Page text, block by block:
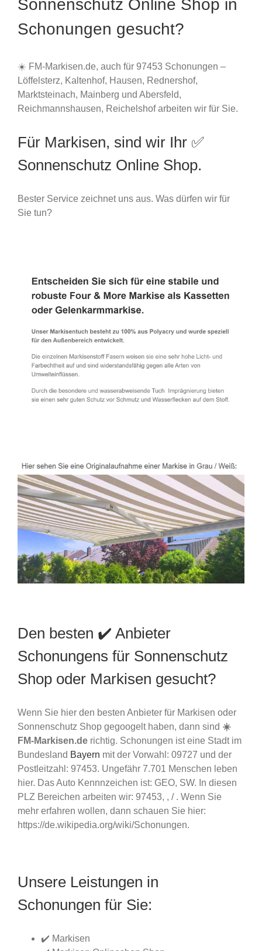
Sonnenschutz Online Shop in
Schonungen gesucht?
☀️ FM-Markisen.de, auch für 97453 Schonungen –
Löffelsterz, Kaltenhof, Hausen, Rednershof,
Marktsteinach, Mainberg und Abersfeld,
Reichmannshausen, Reichelshof arbeiten wir für Sie.
Für Markisen, sind wir Ihr ✅
Sonnenschutz Online Shop.
Bester Service zeichnet uns aus. Was dürfen wir für
Sie tun?
Den besten ✔️ Anbieter
Schonungens für Sonnenschutz
Shop oder Markisen gesucht?
Wenn Sie hier den besten Anbieter für Markisen oder
Sonnenschutz Shop gegoogelt haben, dann sind ☀️
FM-Markisen.de richtig. Schonungen ist eine Stadt im
Bundesland Bayern mit der Vorwahl: 09727 und der
Postleitzahl: 97453. Ungefähr 7.701 Menschen leben
hier. Das Auto Kennnzeichen ist: GEO, SW. In diesen
PLZ Bereichen arbeiten wir: 97453, , / . Wenn Sie
mehr erfahren wollen, dann schauen Sie hier:
https://de.wikipedia.org/wiki/Schonungen.
Unsere Leistungen in
Schonungen für Sie:
✔️ Markisen